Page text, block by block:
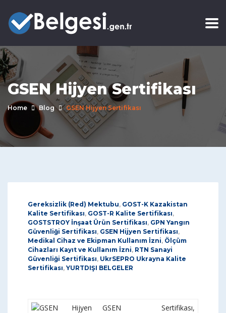
GSEN Hijyen Sertifikası
Home Blog GSEN Hijyen Sertifikası
Gereksizlik (Red) Mektubu, GOST-K Kazakistan
Kalite Sertifikası, GOST-R Kalite Sertifikası,
GOSTSTROY İnşaat Ürün Sertifikası, GPN Yangın
Güvenliği Sertifikası, GSEN Hijyen Sertifikası,
Medikal Cihaz ve Ekipman Kullanım İzni, Ölçüm
Cihazları Kayıt ve Kullanım İzni, RTN Sanayi
Güvenliği Sertifikası, UkrSEPRO Ukrayna Kalite
Sertifikası, YURTDIŞI BELGELER
GSEN Sertifikası,